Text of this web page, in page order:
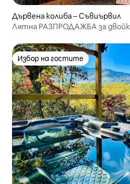
Дървена колиба – Съвиървил
Лятна РАЗПРОДАЖБА за
Избор на гостите
Избор на гостите